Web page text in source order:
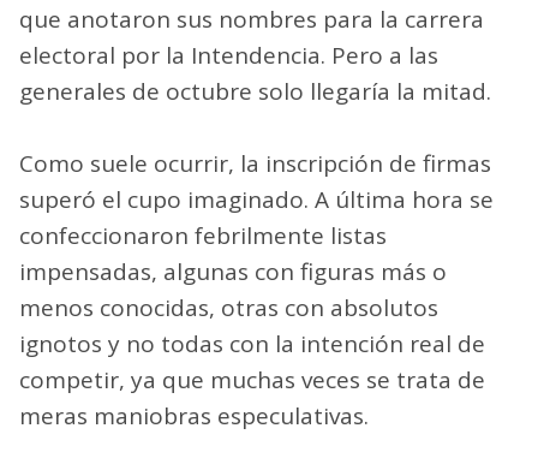
que anotaron sus nombres para la carrera
electoral por la Intendencia. Pero a las
generales de octubre solo llegaría la mitad.
Como suele ocurrir, la inscripción de firmas
superó el cupo imaginado. A última hora se
confeccionaron febrilmente listas
impensadas, algunas con figuras más o
menos conocidas, otras con absolutos
ignotos y no todas con la intención real de
competir, ya que muchas veces se trata de
meras maniobras especulativas.